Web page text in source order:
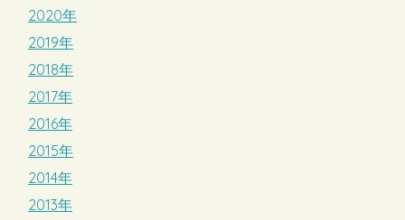
2020年
2019年
2018年
2017年
2016年
2015年
2014年
2013年